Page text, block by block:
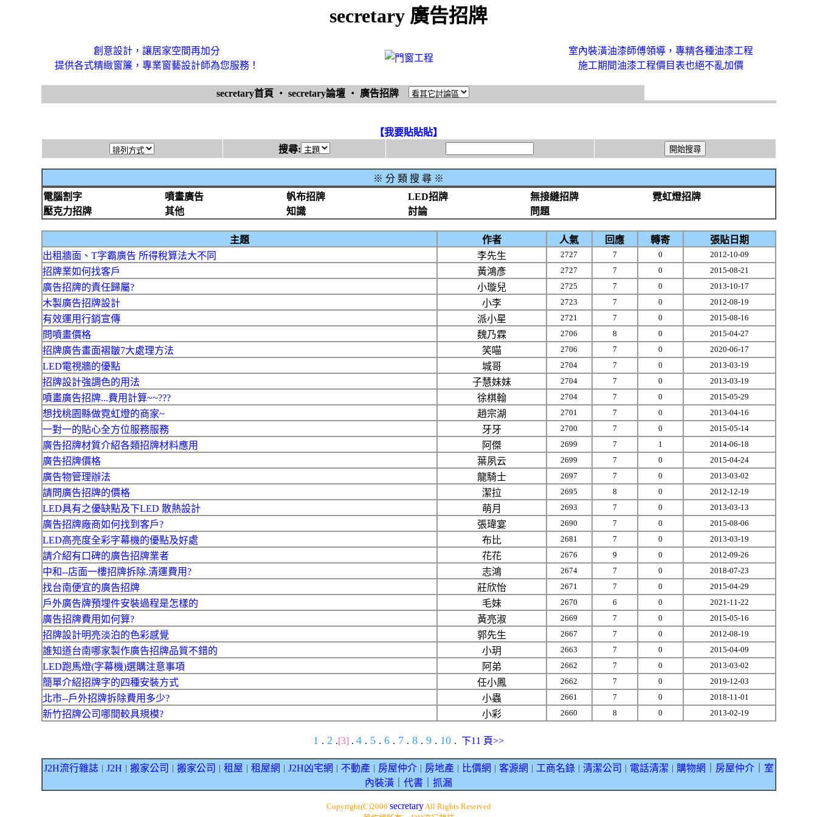
secretary 廣告招牌
創意設計，讓居家空間再加分
提供各式精緻窗簾，專業窗藝設計師為您服務！
室內裝潢油漆師傅領導，專精各種油漆工程
施工期間油漆工程價目表也絕不亂加價
secretary首頁 ‧ secretary論壇 ‧ 廣告招牌
【我要貼貼貼】
搜尋:
※ 分 類 搜 尋 ※
電腦割字
噴畫廣告 帆布招牌 LED招牌 無接縫招牌
霓虹燈招牌
壓克力招牌
其他 知識 討論 問題
主題 作者 人氣 回應 轉寄
張貼日期
出租牆面、T字霸廣告 所得稅算法大不同
李先生 2727 7 0 2012-10-09
招牌業如何找客戶 黃鴻彥 2727 7 0 2015-08-21
廣告招牌的責任歸屬? 小璇兒 2725 7 0 2013-10-17
木製廣告招牌設計 小李 2723 7 0 2012-08-19
有效運用行銷宣傳 派小星 2721 7 0 2015-08-16
問噴畫價格 魏乃霖 2706 8 0 2015-04-27
招牌廣告畫面褶皺7大處理方法 笑喵 2706 7 0 2020-06-17
LED電視牆的優點 城哥 2704 7 0 2013-03-19
招牌設計強調色的用法 子慧妹妹 2704 7 0 2013-03-19
噴畫廣告招牌...費用計算~~??? 徐棋翰 2704 7 0 2015-05-29
想找桃園縣做霓虹燈的商家~ 趙宗湖 2701 7 0 2013-04-16
一對一的貼心全方位服務服務 牙牙 2700 7 0 2015-05-14
廣告招牌材質介紹各類招牌材料應用 阿傑 2699 7 1 2014-06-18
廣告招牌價格 葉夙云 2699 7 0 2015-04-24
廣告物管理辦法 龍騎士 2697 7 0 2013-03-02
請問廣告招牌的價格 潔拉 2695 8 0 2012-12-19
LED具有之優缺點及下LED 散熱設計 萌月 2693 7 0 2013-03-13
廣告招牌廠商如何找到客戶? 張瑋宴 2690 7 0 2015-08-06
LED高亮度全彩字幕機的優點及好處 布比 2681 7 0 2013-03-19
請介紹有口碑的廣告招牌業者 花花 2676 9 0 2012-09-26
中和--店面一樓招牌拆除.清運費用? 志鴻 2674 7 0 2018-07-23
找台南便宜的廣告招牌 莊欣怡 2671 7 0 2015-04-29
戶外廣告牌預埋件安裝過程是怎樣的 毛妹 2670 6 0 2021-11-22
廣告招牌費用如何算? 黃亮淑 2669 7 0 2015-05-16
招牌設計明亮淡泊的色彩感覺 郭先生 2667 7 0 2012-08-19
誰知道台南哪家製作廣告招牌品質不錯的 小玥 2663 7 0 2015-04-09
LED跑馬燈(字幕機)選購注意事項 阿弟 2662 7 0 2013-03-02
簡單介紹招牌字的四種安裝方式 任小鳳 2662 7 0 2019-12-03
北市--戶外招牌拆除費用多少? 小蟲 2661 7 0 2018-11-01
新竹招牌公司哪間較具規模? 小彩 2660 8 0 2013-02-19
1 . 2 .[3] . 4 . 5 . 6 . 7 . 8 . 9 . 10 . 下11 頁>>
J2H流行雜誌｜ J2H 搬家公司 搬家公司 租屋 租屋網 J2H凶宅網 不動產｜ 房屋仲介｜ 房地產｜ 比價網 客源網 工商名錄｜ 清潔公司 電話清潔 購物網 房屋仲介｜ 室
內裝潢
代書 抓漏
Copyright(C)2000 secretaryAll Rights Reserved